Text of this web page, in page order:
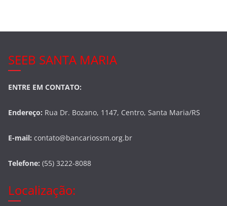
k
SEEB SANTA MARIA
ENTRE EM CONTATO:
Endereço: Rua Dr. Bozano, 1147, Centro, Santa Maria/RS
E-mail: contato@bancariossm.org.br
Telefone: (55) 3222-8088
Localização: